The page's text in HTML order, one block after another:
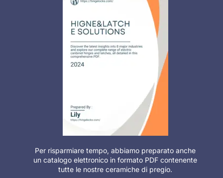
Per risparmiare tempo, abbiamo preparato anche
un catalogo elettronico in formato PDF contenente
tutte le nostre ceramiche di pregio.